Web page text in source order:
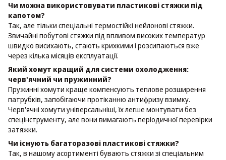
Чи можна використовувати пластикові стяжки під
капотом?
Так, але тільки спеціальні термостійкі нейлонові стяжки.
Звичайні побутові стяжки під впливом високих температур
швидко висихають, стають крихкими і розсипаються вже
через кілька місяців експлуатації.
Який хомут кращий для системи охолодження:
черв'ячний чи пружинний?
Пружинні хомути краще компенсують теплове розширення
патрубків, запобігаючи протіканню антифризу взимку.
Черв'ячні хомути універсальніші, їх легше монтувати без
спецінструменту, але вони вимагають періодичної перевірки
затяжки.
Чи існують багаторазові пластикові стяжки?
Так, в нашому асортименті бувають стяжки зі спеціальним